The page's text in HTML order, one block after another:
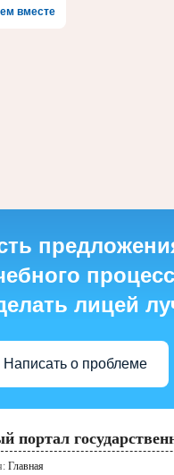
вместе
лицей
Написать о проблеме
портал
Главная